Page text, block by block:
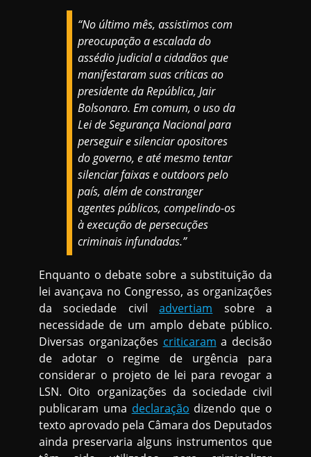
“No último mês, assistimos com
preocupação a escalada do
assédio judicial a cidadãos que
manifestaram suas críticas ao
presidente da República, Jair
Bolsonaro. Em comum, o uso da
Lei de Segurança Nacional para
perseguir e silenciar opositores
do governo, e até mesmo tentar
silenciar faixas e outdoors pelo
país, além de constranger
agentes públicos, compelindo-os
à execução de persecuções
criminais infundadas.”
Enquanto o debate sobre a substituição da
lei avançava no Congresso, as organizações
da sociedade civiladvertiam sobre a
necessidade de um amplo debate público.
Diversas organizações criticaram a decisão
de adotar o regime de urgência para
considerar o projeto de lei para revogar a
LSN. Oito organizações da sociedade civil
publicaram uma declaração dizendo que o
texto aprovado pela Câmara dos Deputados
ainda preservaria alguns instrumentos que